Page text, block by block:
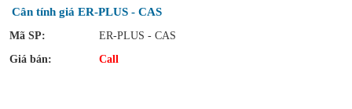
Cân tính giá ER-PLUS - CAS
Mã SP:
ER-PLUS - CAS
Giá bán:
Call